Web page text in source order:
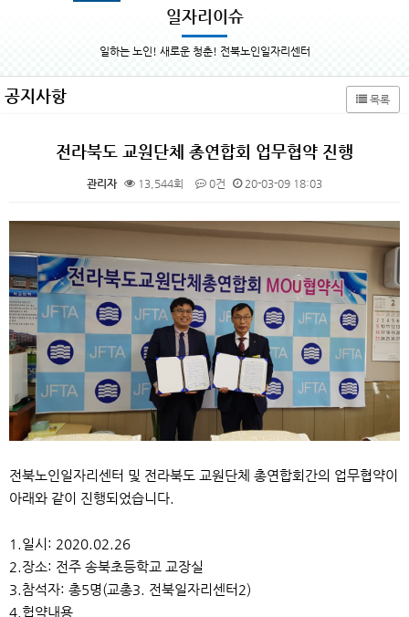
일자리이슈
일하는 노인! 새로운 청춘! 전북노인일자리센터
공지사항 목록
전라북도 교원단체 총연합회 업무협약 진행
관리자 13,544회 0건 20-03-09 18:03
전북노인일자리센터 및 전라북도 교원단체 총연합회간의 업무협약이
아래와 같이 진행되었습니다.
1.일시: 2020.02.26
2.장소: 전주 송북초등학교 교장실
3.참석자: 총5명(교총3. 전북일자리센터2)
4.헙약내용